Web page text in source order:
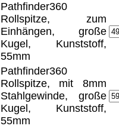
Pathfinder360
Rollspitze, zum
Einhängen, große
Kugel, Kunststoff,
55mm
Pathfinder360
Rollspitze, mit 8mm
Stahlgewinde, große
Kugel, Kunststoff,
55mm